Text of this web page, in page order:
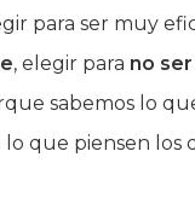
para ser muy
, elegir para no
sabemos lo
que piensen los